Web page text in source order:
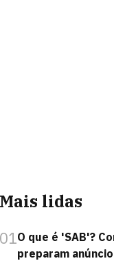
Mais lidas
01O que é 'SAB'?
preparam